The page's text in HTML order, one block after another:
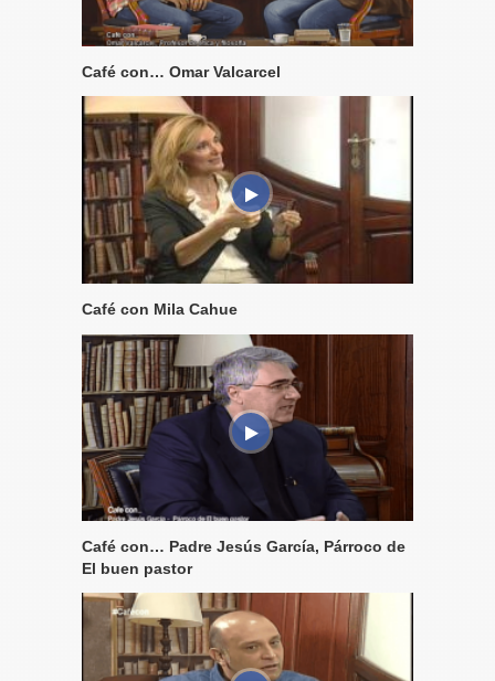
Café con… Omar Valcarcel
Café con Mila Cahue
Café con… Padre Jesús García, Párroco de
El buen pastor